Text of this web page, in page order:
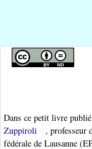
Dans ce petit livre
Zuppiroli
, professeur
fédérale de Lausanne